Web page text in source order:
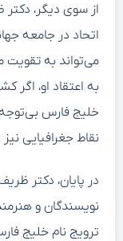
از سوی دیگر،
اتحاد در جامعه
می‌تواند به تقویت
به اعتقاد او، اگر
خلیج فارس بی‌توجه
نقاط جغرافیایی
در پایان، دکتر
نویسندگان و
ترویج نام خلیج